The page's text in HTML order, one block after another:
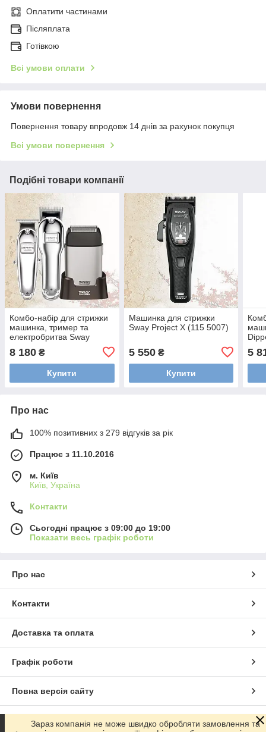
Оплатити частинами
Післяплата
Готівкою
Всі умови оплати
Умови повернення
Повернення товару впродовж 14 днів за рахунок покупця
Всі умови повернення
Подібні товари компанії
Комбо-набір для стрижки
машинка, тример та
електробритва Sway
Dipper, Vester, Shaver Pro
Silver (115 KIT1)
8 180 ₴
Купити
Машинка для стрижки
Sway Project X (115 5007)
5 550₴
Купити
5
Про нас
100% позитивних з 279 відгуків за рік
Працює з 11.10.2016
м. Київ
Київ, Україна
Контакти
Сьогодні працює з 09:00 до 19:00
Показати весь графік роботи
Про нас
Контакти
Доставка та оплата
Графік роботи
Повна версія сайту
Сайт створено на маркетплейсі Prom.ua
Зараз компанія не може швидко обробляти замовлення та